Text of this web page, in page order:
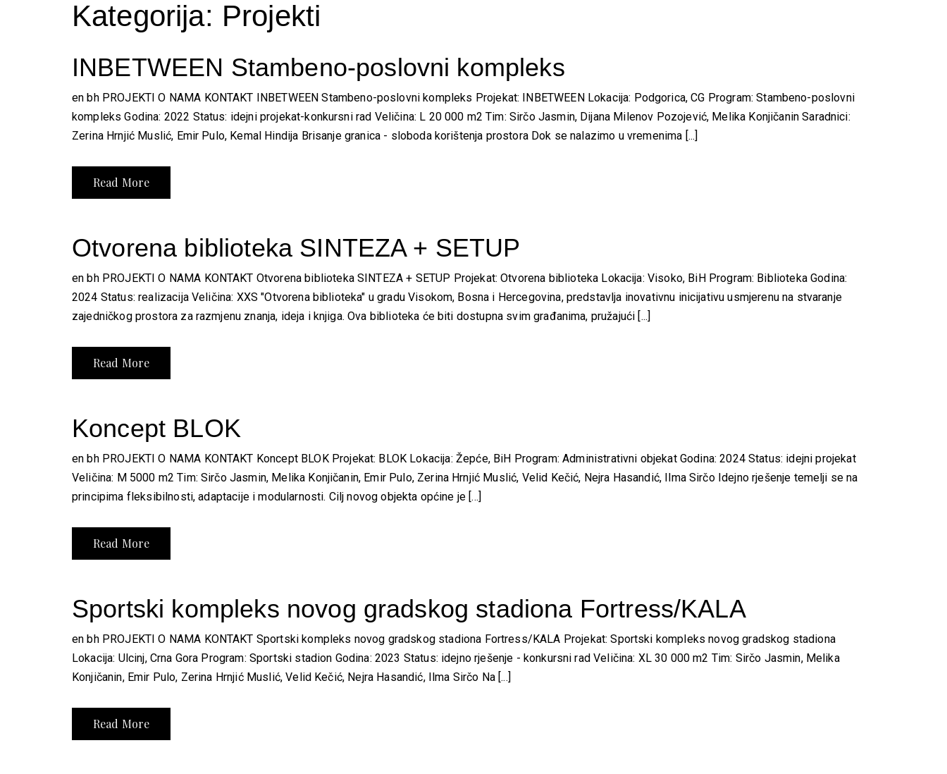
Kategorija: Projekti
INBETWEEN Stambeno-poslovni kompleks
en bh PROJEKTI O NAMA KONTAKT INBETWEEN Stambeno-poslovni kompleks Projekat: INBETWEEN Lokacija: Podgorica, CG Program: Stambeno-poslovni
kompleks Godina: 2022 Status: idejni projekat-konkursni rad Veličina: L 20 000 m2 Tim: Sirčo Jasmin, Dijana Milenov Pozojević, Melika Konjičanin Saradnici:
Zerina Hrnjić Muslić, Emir Pulo, Kemal Hindija Brisanje granica - sloboda korištenja prostora Dok se nalazimo u vremenima [...]
Read More
Otvorena biblioteka SINTEZA + SETUP
en bh PROJEKTI O NAMA KONTAKT Otvorena biblioteka SINTEZA + SETUP Projekat: Otvorena biblioteka Lokacija: Visoko, BiH Program: Biblioteka Godina:
2024 Status: realizacija Veličina: XXS "Otvorena biblioteka" u gradu Visokom, Bosna i Hercegovina, predstavlja inovativnu inicijativu usmjerenu na stvaranje
zajedničkog prostora za razmjenu znanja, ideja i knjiga. Ova biblioteka će biti dostupna svim građanima, pružajući [...]
Read More
Koncept BLOK
en bh PROJEKTI O NAMA KONTAKT Koncept BLOK Projekat: BLOK Lokacija: Žepće, BiH Program: Administrativni objekat Godina: 2024 Status: idejni projekat
Veličina: M 5000 m2 Tim: Sirčo Jasmin, Melika Konjičanin, Emir Pulo, Zerina Hrnjić Muslić, Velid Kečić, Nejra Hasandić, Ilma Sirčo Idejno rješenje temelji se na
principima fleksibilnosti, adaptacije i modularnosti. Cilj novog objekta općine je [...]
Read More
Sportski kompleks novog gradskog stadiona Fortress/KALA
en bh PROJEKTI O NAMA KONTAKT Sportski kompleks novog gradskog stadiona Fortress/KALA Projekat: Sportski kompleks novog gradskog stadiona
Lokacija: Ulcinj, Crna Gora Program: Sportski stadion Godina: 2023 Status: idejno rješenje - konkursni rad Veličina: XL 30 000 m2 Tim: Sirčo Jasmin, Melika
Konjičanin, Emir Pulo, Zerina Hrnjić Muslić, Velid Kečić, Nejra Hasandić, Ilma Sirčo Na [...]
Read More